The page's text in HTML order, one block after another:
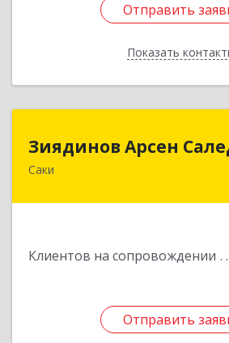
Отправить
Показать
Отправить
Назад
Зиядинов Арсен
Саки
Клиентов на сопровождении
Отправить
Отправить